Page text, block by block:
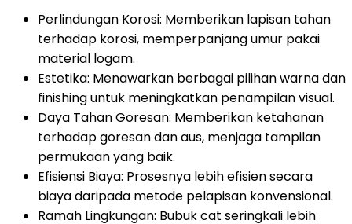
Perlindungan Korosi: Memberikan lapisan tahan
terhadap korosi, memperpanjang umur pakai
material logam.
Estetika: Menawarkan berbagai pilihan warna dan
finishing untuk meningkatkan penampilan visual.
Daya Tahan Goresan: Memberikan ketahanan
terhadap goresan dan aus, menjaga tampilan
permukaan yang baik.
Efisiensi Biaya: Prosesnya lebih efisien secara
biaya daripada metode pelapisan konvensional.
Ramah Lingkungan: Bubuk cat seringkali lebih